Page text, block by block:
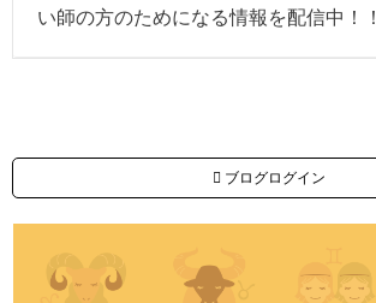
い師の方のためになる情報を配信中！！
ブログログイン